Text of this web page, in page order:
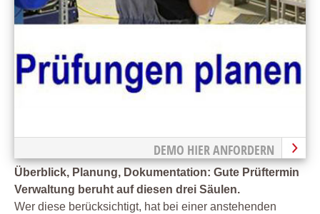
DEMO HIER ANFORDERN
Überblick, Planung, Dokumentation: Gute Prüftermin
Verwaltung beruht auf diesen drei Säulen.
Wer diese berücksichtigt, hat bei einer anstehenden